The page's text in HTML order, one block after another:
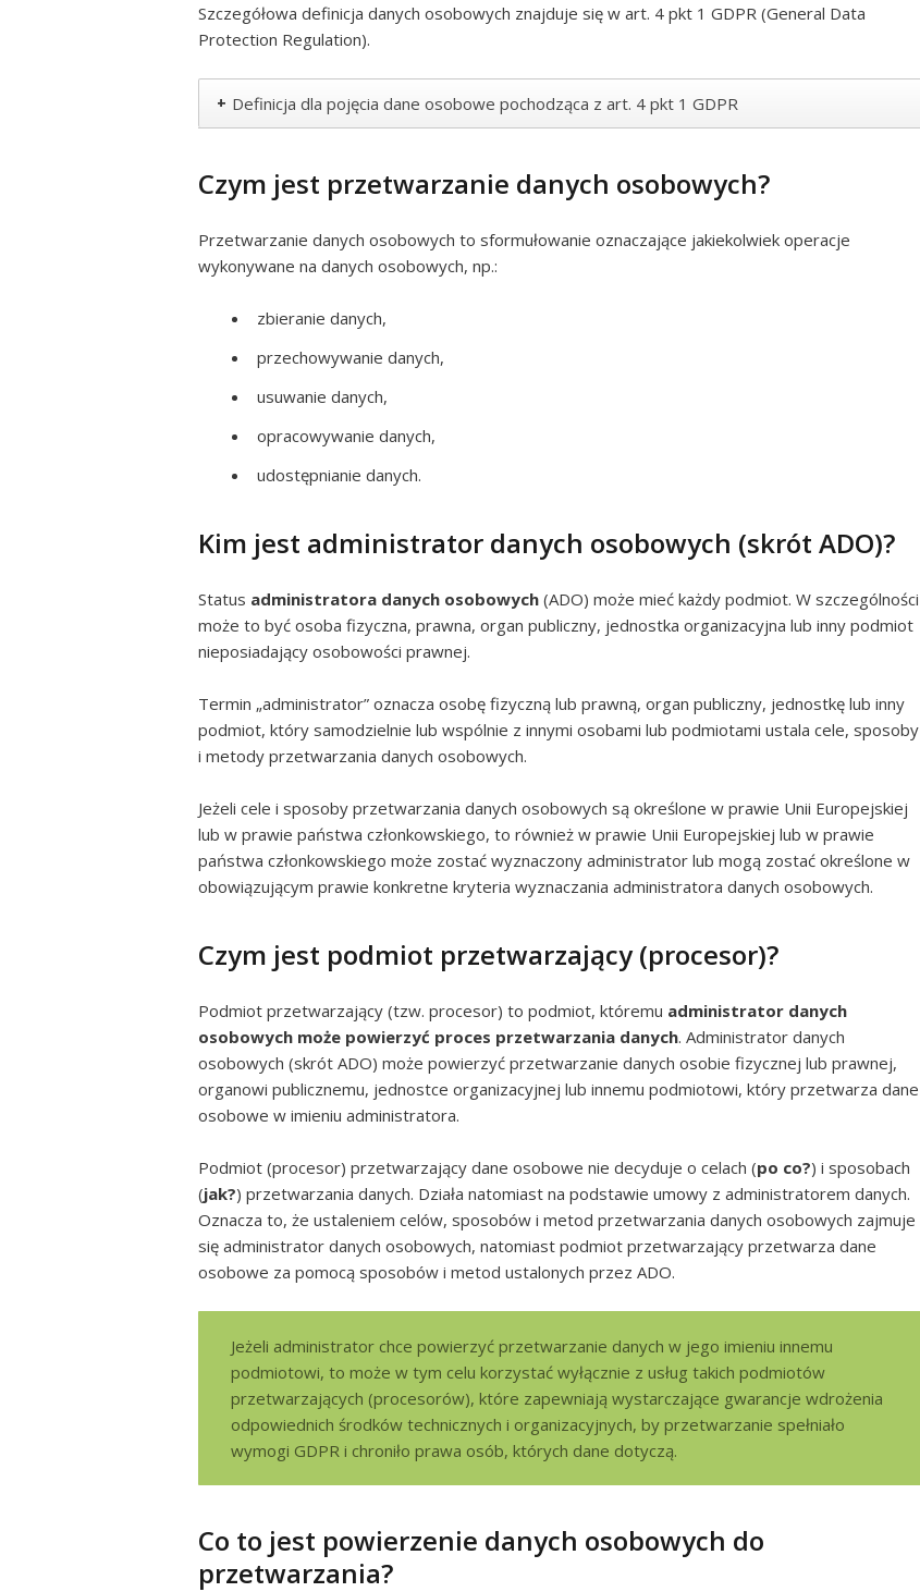
Szczegółowa definicja danych osobowych znajduje się w art. 4 pkt 1 GDPR (General Data
Protection Regulation).
+ Definicja dla pojęcia dane osobowe pochodząca z art. 4 pkt 1 GDPR
Czym jest przetwarzanie danych osobowych?
Przetwarzanie danych osobowych to sformułowanie oznaczające jakiekolwiek operacje
wykonywane na danych osobowych, np.:
zbieranie danych,
przechowywanie danych,
usuwanie danych,
opracowywanie danych,
udostępnianie danych.
Kim jest administrator danych osobowych (skrót ADO)?
Status administratora danych osobowych (ADO) może mieć każdy podmiot. W szczególności
może to być osoba fizyczna, prawna, organ publiczny, jednostka organizacyjna lub inny podmiot
nieposiadający osobowości prawnej.
Termin „administrator” oznacza osobę fizyczną lub prawną, organ publiczny, jednostkę lub inny
podmiot, który samodzielnie lub wspólnie z innymi osobami lub podmiotami ustala cele, sposoby
i metody przetwarzania danych osobowych.
Jeżeli cele i sposoby przetwarzania danych osobowych są określone w prawie Unii Europejskiej
lub w prawie państwa członkowskiego, to również w prawie Unii Europejskiej lub w prawie
państwa członkowskiego może zostać wyznaczony administrator lub mogą zostać określone w
obowiązującym prawie konkretne kryteria wyznaczania administratora danych osobowych.
Czym jest podmiot przetwarzający (procesor)?
Podmiot przetwarzający (tzw. procesor) to podmiot, któremu administrator danych
osobowych może powierzyć proces przetwarzania danych. Administrator danych
osobowych (skrót ADO) może powierzyć przetwarzanie danych osobie fizycznej lub prawnej,
organowi publicznemu, jednostce organizacyjnej lub innemu podmiotowi, który przetwarza dane
osobowe w imieniu administratora.
Podmiot (procesor) przetwarzający dane osobowe nie decyduje o celach (po co?) i sposobach
(jak?) przetwarzania danych. Działa natomiast na podstawie umowy z administratorem danych.
Oznacza to, że ustaleniem celów, sposobów i metod przetwarzania danych osobowych zajmuje
się administrator danych osobowych, natomiast podmiot przetwarzający przetwarza dane
osobowe za pomocą sposobów i metod ustalonych przez ADO.
Jeżeli administrator chce powierzyć przetwarzanie danych w jego imieniu innemu
podmiotowi, to może w tym celu korzystać wyłącznie z usług takich podmiotów
przetwarzających (procesorów), które zapewniają wystarczające gwarancje wdrożenia
odpowiednich środków technicznych i organizacyjnych, by przetwarzanie spełniało
wymogi GDPR i chroniło prawa osób, których dane dotyczą.
Co to jest powierzenie danych osobowych do
przetwarzania?